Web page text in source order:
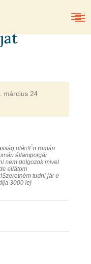
március 24
után!Én román
állampolgár
nem dolgozok mivel
ellátom
tudni jár e
3000 lej